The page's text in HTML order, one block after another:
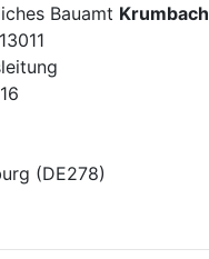
Bauamt Krumbach
(DE278)